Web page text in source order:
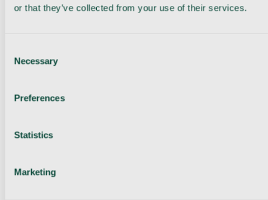
or that they’ve collected from your use of their services.
Selection
Necessary
Preferences
Statistics
Marketing